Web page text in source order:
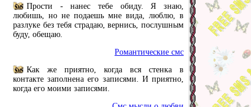
Прости - нанес тебе обиду. Я знаю,
любишь, но не подаешь мне вида, люблю, в
разлуке без тебя страдаю, вернись, послушным
буду, обещаю.
Романтические смс
Как же приятно, когда вся стенка в
контакте заполнена его записями. И приятно,
когда его моими записями.